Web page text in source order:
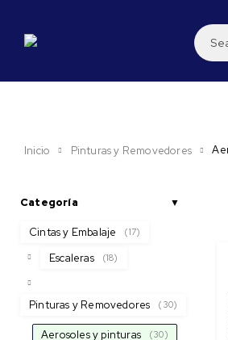
Inicio Pinturas y Removedores
Categoría
Cintas y Embalaje (17)
Escaleras (18)
Pinturas y Removedores (30)
Aerosoles y pinturas (30)